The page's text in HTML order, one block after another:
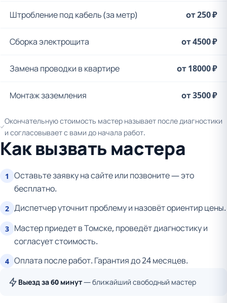
Штробление под кабель (за метр) от 250 ₽
Сборка электрощита от 4500 ₽
Замена проводки в квартире от 18000 ₽
Монтаж заземления от 3500 ₽
Окончательную стоимость мастер называет после диагностики
и согласовывает с вами до начала работ.
Как вызвать мастера
1
Оставьте заявку на сайте или позвоните — это
бесплатно.
2 Диспетчер уточнит проблему и назовёт ориентир цены.
3 Мастер приедет в Томске, проведёт диагностику и
согласует стоимость.
4 Оплата после работ. Гарантия до 24 месяцев.
Выезд за 60 минут— ближайший свободный мастер